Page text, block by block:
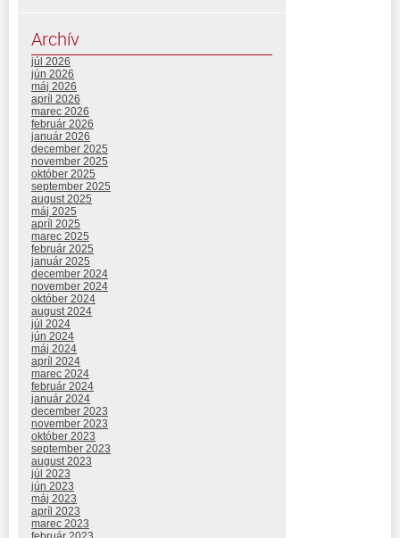
Archív
júl 2026
jún 2026
máj 2026
apríl 2026
marec 2026
február 2026
január 2026
december 2025
november 2025
október 2025
september 2025
august 2025
máj 2025
apríl 2025
marec 2025
február 2025
január 2025
december 2024
november 2024
október 2024
august 2024
júl 2024
jún 2024
máj 2024
apríl 2024
marec 2024
február 2024
január 2024
december 2023
november 2023
október 2023
september 2023
august 2023
júl 2023
jún 2023
máj 2023
apríl 2023
marec 2023